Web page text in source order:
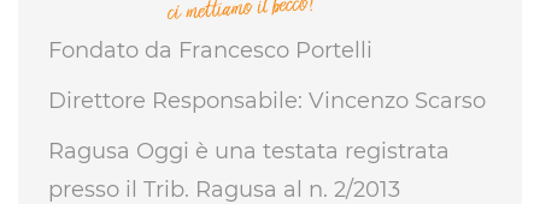
Fondato da Francesco Portelli
Direttore Responsabile: Vincenzo Scarso
Ragusa Oggi è una testata registrata
presso il Trib. Ragusa al n. 2/2013